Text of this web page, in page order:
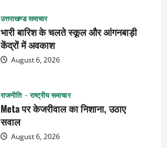
उत्तराखण्ड समाचार
भारी बारिश के चलते स्कूल और आंगनबाड़ी
केंद्रों में अवकाश
August 6, 2026
राजनीति राष्ट्रीय समाचार
Meta पर केजरीवाल का निशाना, उठाए
सवाल
August 6, 2026